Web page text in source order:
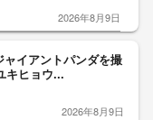
2026年8月9日
イアントパンダを撮
キヒョウ...
2026年8月9日